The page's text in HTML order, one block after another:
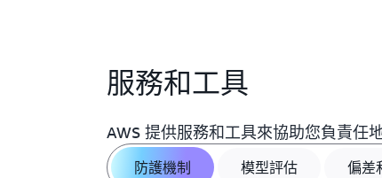
服務和工具
AWS 提供服務和工具來協助您負責任
防護機制 模型評估 偏差